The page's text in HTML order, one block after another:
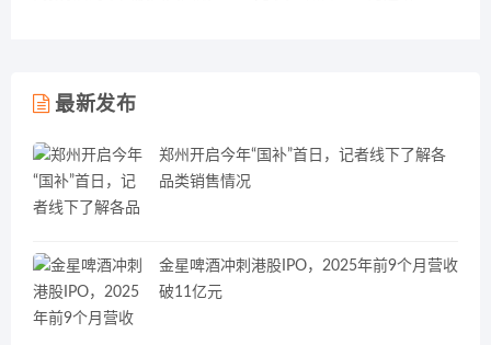
最新发布
郑州开启今年“国补”首日，记者线下了解各
品类销售情况
金星啤酒冲刺港股IPO，2025年前9个月营收
破11亿元